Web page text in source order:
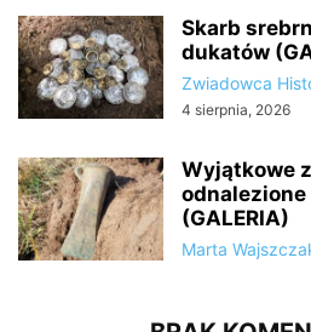
Skarb
dukatów
Zwiadowca
4 sierpnia, 2026
Wyjątkowe
(GALERIA)
Marta